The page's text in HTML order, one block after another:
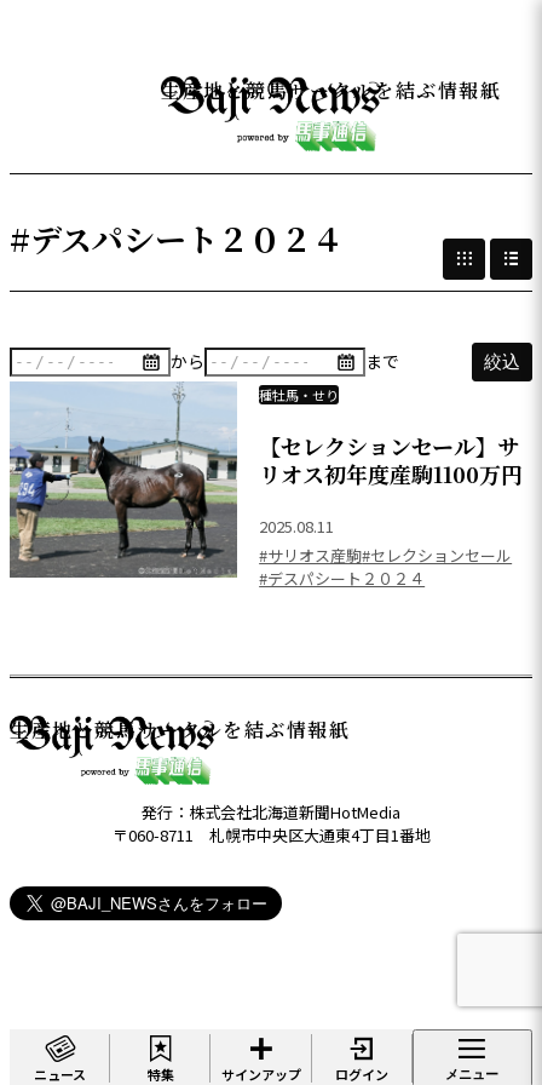
生産地と競馬サークルを結ぶ情報紙
#デスパシート２０２４
から まで 絞込
種牡馬・せり
【セレクションセール】サ
リオス初年度産駒1100万円
2025.08.11
#サリオス産駒#セレクションセール
#デスパシート２０２４
生産地と競馬サークルを結ぶ情報紙
発行：株式会社北海道新聞HotMedia
〒060-8711 札幌市中央区大通東4丁目1番地
ニュース 特集 サインアップ ログイン メニュー